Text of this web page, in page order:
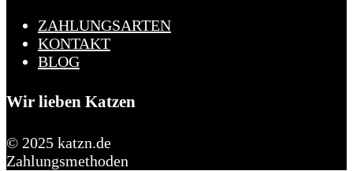
ZAHLUNGSARTEN
KONTAKT
BLOG
Wir lieben Katzen
© 2025 katzn.de
Zahlungsmethoden